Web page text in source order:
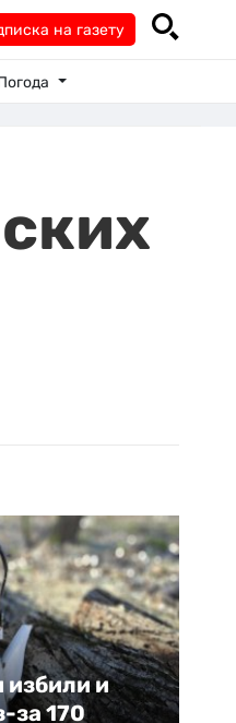
на газету
и
за 170